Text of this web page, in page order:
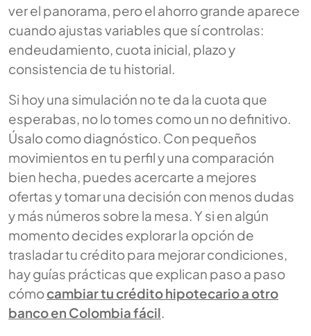
ver el panorama, pero el ahorro grande aparece
cuando ajustas variables que sí controlas:
endeudamiento, cuota inicial, plazo y
consistencia de tu historial.
Si hoy una simulación no te da la cuota que
esperabas, no lo tomes como un no definitivo.
Úsalo como diagnóstico. Con pequeños
movimientos en tu perfil y una comparación
bien hecha, puedes acercarte a mejores
ofertas y tomar una decisión con menos dudas
y más números sobre la mesa. Y si en algún
momento decides explorar la opción de
trasladar tu crédito para mejorar condiciones,
hay guías prácticas que explican paso a paso
cómocambiar tu crédito hipotecario a otro
banco en Colombia fácil